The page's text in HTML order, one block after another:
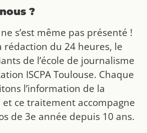
?
s’est même pas présenté !
rédaction du 24 heures, le
de l’école de journalisme
ISCPA Toulouse. Chaque
l’information de la
ce traitement accompagne
de 3e année depuis 10 ans.